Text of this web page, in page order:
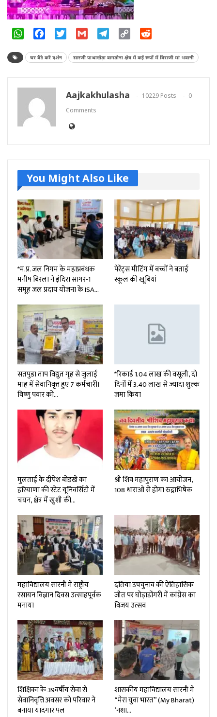
WhatsAppFacebookTwitter Gmail Telegram
Copy
घर बैठे करें दर्शन सारणी पाथाखेड़ा बागडोना क्षेत्र में कई रूपों में विराजी मां भवानी
Aajkakhulasha 10229 Posts
0
Comments
You Might Also Like
*म.प्र. जल निगम के महाप्रबंधक
मनीष बिरला ने इंदिरा सागर-1
समूह जल प्रदाय योजना के ISA…
पेरेंट्स मीटिंग में बच्चों ने बताई
स्कूल की खूबियां
सतपुडा ताप विद्युत गृह से जुलाई
माह में सेवानिवृत्त हुए 7 कर्मचारी।
विष्णु पवार को…
*रिकार्ड 1.04 लाख की वसूली, दो
दिनों में 3.40 लाख से ज्यादा शुल्क
जमा किया
मुलताई के दीपेश बोड़खे का
हरियाणा की स्टेट यूनिवर्सिटी में
चयन, क्षेत्र में खुशी की…
श्री शिव महापुराण का आयोजन,
108 धाराओ से होगा रुद्राभिषेक
महाविद्यालय सारनी में राष्ट्रीय
रसायन विज्ञान दिवस उत्साहपूर्वक
मनाया
दतिया उपचुनाव की ऐतिहासिक
जीत पर घोड़ाडोंगरी में कांग्रेस का
विजय उत्सव
शिक्षिका के 39वर्षीय सेवा से
सेवानिवृत्ति अवसर को परिवार ने
बनाया यादगार पल
शासकीय महाविद्यालय सारनी में
“मेरा युवा भारत” (My Bharat)
‘नशा…